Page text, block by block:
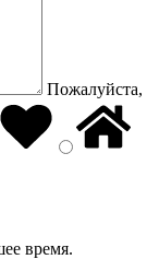
Пожалуйста,
время.